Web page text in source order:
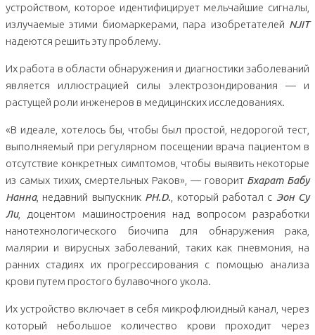
устройством, которое идентифицирует мельчайшие сигналы,
излучаемые этими биомаркерами, пара изобретателей NJIT
надеются решить эту проблему.
Их работа в области обнаружения и диагностики заболеваний
является иллюстрацией силы электрозондирования — и
растущей роли инженеров в медицинских исследованиях.
«В идеале, хотелось бы, чтобы был простой, недорогой тест,
выполняемый при регулярном посещении врача пациентом в
отсутствие конкретных симптомов, чтобы выявить некоторые
из самых тихих, смертельных Раков», — говорит Бхарат Бабу
Нанна, недавний выпускник PH.D. , который работал с Эон Су
Ли, доцентом машиностроения над вопросом разработки
нанотехнологического биочипа для обнаружения рака,
малярии и вирусных заболеваний, таких как пневмония, на
ранних стадиях их прогрессирования с помощью анализа
крови путем простого булавочного укола.
Их устройство включает в себя микрофлюидный канал, через
который небольшое количество крови проходит через